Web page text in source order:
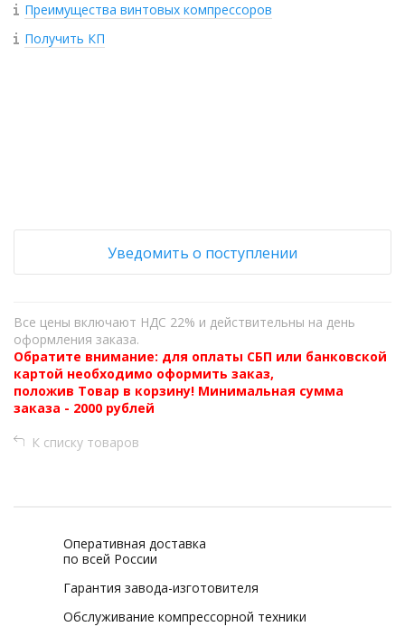
Преимущества винтовых компрессоров
Получить КП
Уведомить о поступлении
Все цены включают НДС 22% и действительны на день
оформления заказа.
Обратите внимание: для оплаты СБП или банковской
картой необходимо оформить заказ,
положив Товар в корзину! Минимальная сумма
заказа - 2000 рублей
К списку товаров
Оперативная доставка
по всей России
Гарантия завода-изготовителя
Обслуживание компрессорной техники